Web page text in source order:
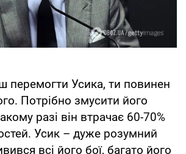
перемогти Усика, ти повинен
Потрібно змусити його
разі він втрачає 60-70%
Усик – дуже розумний
всі його бої, багато його